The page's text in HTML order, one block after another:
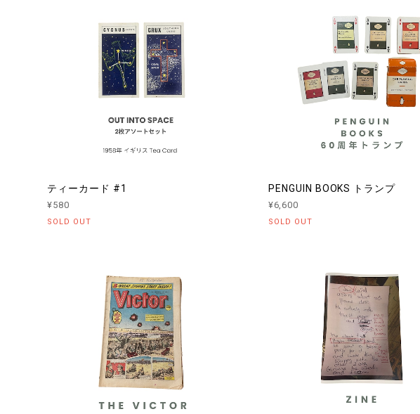
ティーカード #1
¥580
SOLD OUT
PENGUIN BOOKS トランプ
¥6,600
SOLD OUT